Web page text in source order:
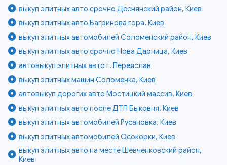
выкуп элитных авто срочно Деснянский район, Киев
выкуп элитных авто Багринова гора, Киев
выкуп элитных автомобилей Соломенский район, Киев
выкуп элитных авто срочно Нова Дарница, Киев
автовыкуп элитных авто г. Переяслав
выкуп элитных машин Соломенка, Киев
автовыкуп дорогих авто Мостицкий массив, Киев
выкуп элитных авто после ДТП Быковня, Киев
выкуп элитных автомобилей Русановка, Киев
выкуп элитных автомобилей Осокорки, Киев
выкуп элитных авто на месте Шевченковский район,
Киев